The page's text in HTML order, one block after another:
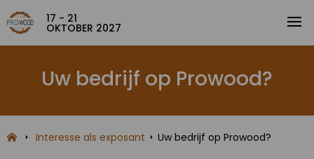
17 - 21
OKTOBER 2027
Uw bedrijf op Prowood?
Interesse als exposant Uw bedrijf op Prowood?